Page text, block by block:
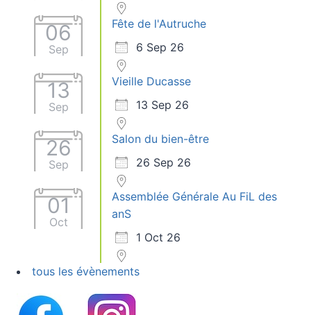
06
Sep
Fête de l'Autruche
6 Sep 26
13
Sep
Vieille Ducasse
13 Sep 26
26
Sep
Salon du bien-être
26 Sep 26
01
Oct
Assemblée Générale Au FiL des
anS
1 Oct 26
tous les évènements